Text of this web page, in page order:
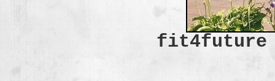
fit4future